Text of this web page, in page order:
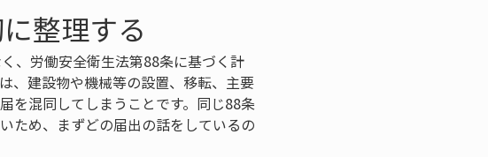
整理する
、労働安全衛生法第88条に基づく計
、建設物や機械等の設置、移転、主要
を混同してしまうことです。同じ88条
ため、まずどの届出の話をしているの